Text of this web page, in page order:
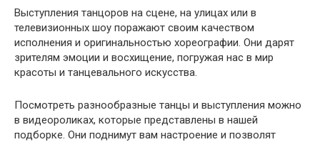
Выступления танцоров на сцене, на улицах или в
телевизионных шоу поражают своим качеством
исполнения и оригинальностью хореографии. Они дарят
зрителям эмоции и восхищение, погружая нас в мир
красоты и танцевального искусства.
Посмотреть разнообразные танцы и выступления можно
в видеороликах, которые представлены в нашей
подборке. Они поднимут вам настроение и позволят